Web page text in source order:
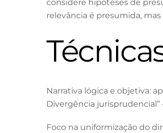
considere hipóteses de
relevância é presumida,
Narrativa lógica e objetiva:
Divergência jurisprudencial”
Foco na uniformização do